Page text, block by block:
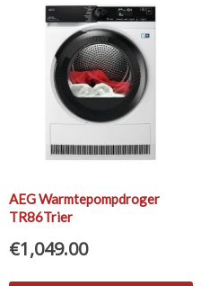
AEG Warmtepompdroger
TR86Trier
€1,049.00